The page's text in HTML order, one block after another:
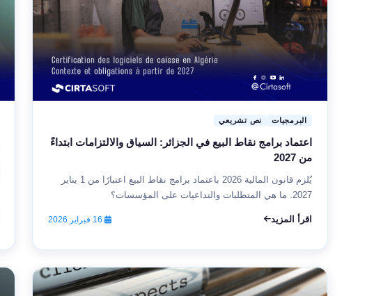
البرمجيات نص تشريعي
اعتماد برامج نقاط البيع في الجزائر: السياق والالتزامات ابتداءً
من 2027
يُلزم قانون المالية 2026 باعتماد برامج نقاط البيع اعتبارًا من 1 يناير
2027. ما هي المتطلبات والتداعيات على المؤسسات؟
اقرأ المزيد